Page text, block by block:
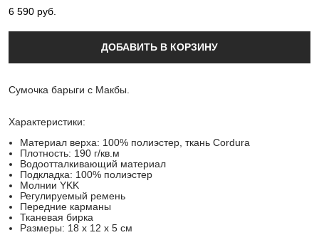
6 590 pуб.
ДОБАВИТЬ В КОРЗИНУ
Сумочка барыги с Макбы.
Характеристики:
Материал верха: 100% полиэстер, ткань Cordura
Плотность: 190 г/кв.м
Водоотталкивающий материал
Подкладка: 100% полиэстер
Молнии YKK
Регулируемый ремень
Передние карманы
Тканевая бирка
Размеры: 18 x 12 x 5 см